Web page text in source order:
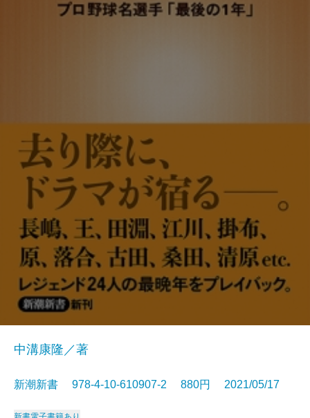
中溝康隆／著
新潮新書 978-4-10-610907-2 880円 2021/05/17